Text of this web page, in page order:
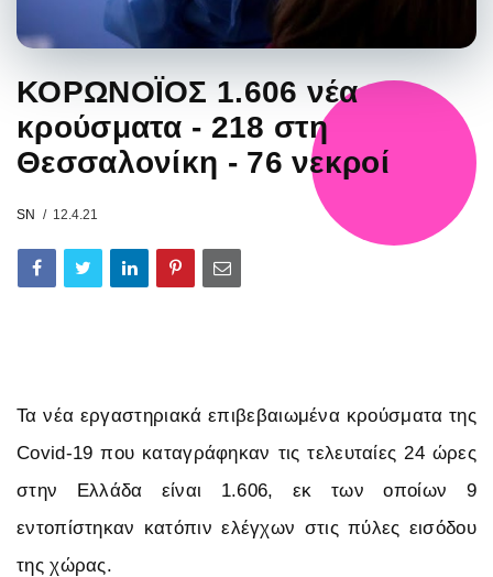
ΚΟΡΩΝΟΪΟΣ 1.606 νέα
κρούσματα - 218 στη
Θεσσαλονίκη - 76 νεκροί
SN 12.4.21
Τα νέα εργαστηριακά επιβεβαιωμένα κρούσματα της
Covid-19 που καταγράφηκαν τις τελευταίες 24 ώρες
στην Ελλάδα είναι 1.606, εκ των οποίων 9
εντοπίστηκαν κατόπιν ελέγχων στις πύλες εισόδου
της χώρας.